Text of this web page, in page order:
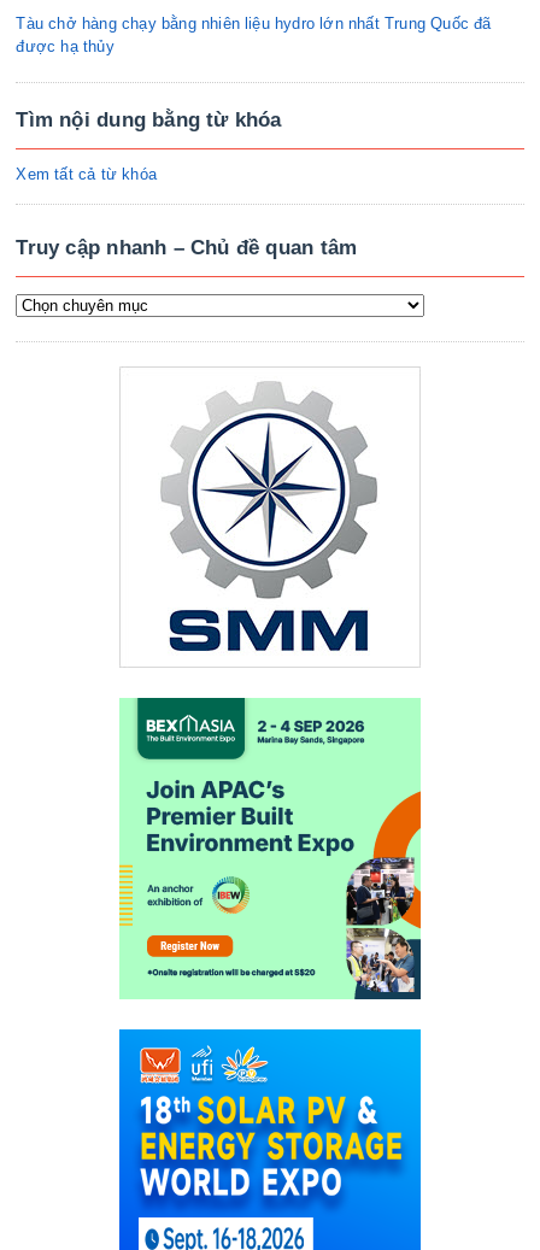
Tàu chở hàng chạy bằng nhiên liệu hydro lớn nhất Trung Quốc đã
được hạ thủy
Tìm nội dung bằng từ khóa
Xem tất cả từ khóa
Truy cập nhanh – Chủ đề quan tâm